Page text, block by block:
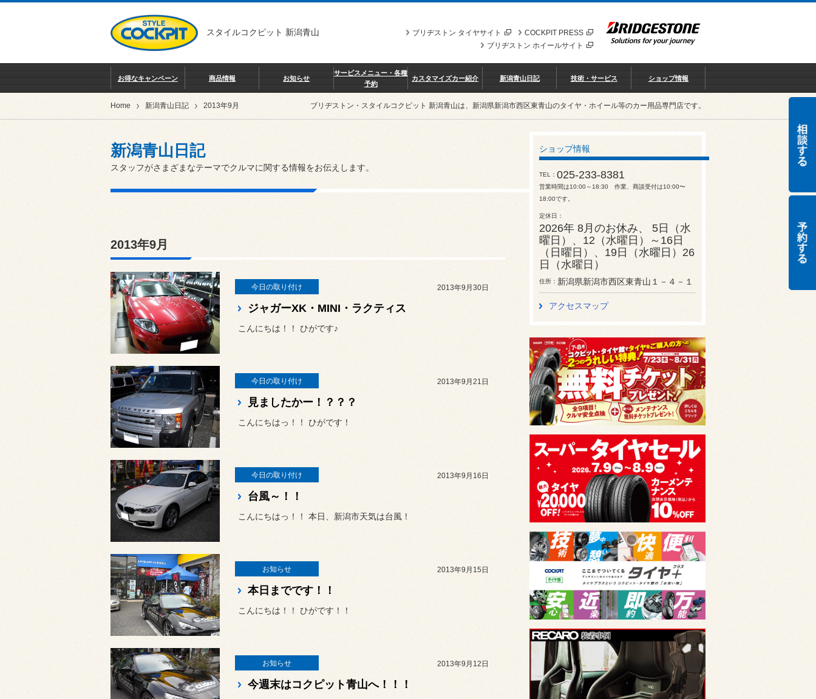
スタイルコクピット 新潟青山 COCKPIT PRESS
ブリヂストン タイヤサイト
ブリヂストン ホイールサイト
お得なキャンペーン 商品情報 お知らせ
サービスメニュー・各種
予約
カスタマイズカー紹介 新潟青山日記 技術・サービス ショップ情報
Home 新潟青山日記 2013年9月 ブリヂストン・スタイルコクピット 新潟青山は、新潟県新潟市西区東青山のタイヤ・ホイール等のカー用品専門店です。
新潟青山日記
スタッフがさまざまなテーマでクルマに関する情報をお伝えします。
2013年9月
今日の取り付け 2013年9月30日
ジャガーXK・MINI・ラクティス
こんにちは！！ ひがです♪
今日の取り付け 2013年9月21日
見ましたかー！？？？
こんにちはっ！！ ひがです！
今日の取り付け 2013年9月16日
台風～！！
こんにちはっ！！ 本日、新潟市天気は台風！
お知らせ 2013年9月15日
本日までです！！
こんにちは！！ ひがです！！
お知らせ 2013年9月12日
今週末はコクピット青山へ！！！
ショップ情報
TEL 025-233-8381
営業時間は10:00～18:30 作業、商談受付は10:00〜
18:00です。
定休日
2026年 8月のお休み、 5日（水
曜日）、12（水曜日）～16日
（日曜日）、19日（水曜日）26
日（水曜日）
住所 新潟県新潟市西区東青山１－４－１
アクセスマップ